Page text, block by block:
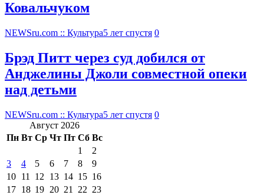
Ковальчуком
NEWSru.com :: Культура5 лет спустя 0
Брэд Питт через суд добился от
Анджелины Джоли совместной опеки
над детьми
NEWSru.com :: Культура5 лет спустя 0
Август 2026
Пн Вт Ср Чт Пт Сб Вс
1
2
3
4 5 6 7 8
9
10 11 12 13 14 15 16
17 18 19 20 21 22 23